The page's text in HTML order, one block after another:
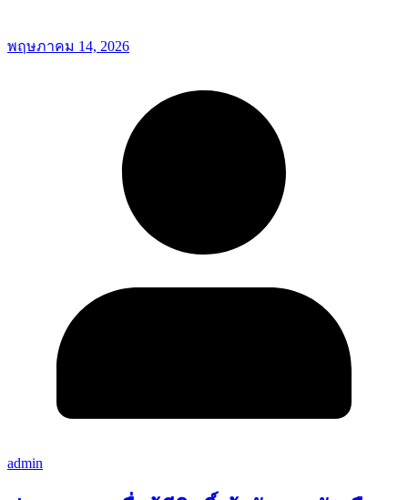
พฤษภาคม 14, 2026
admin